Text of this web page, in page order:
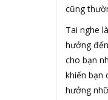
AAD
ABN
Acer
cũng
Tai nghe
hưởng
cho bạn
khiến bạn
hưởng